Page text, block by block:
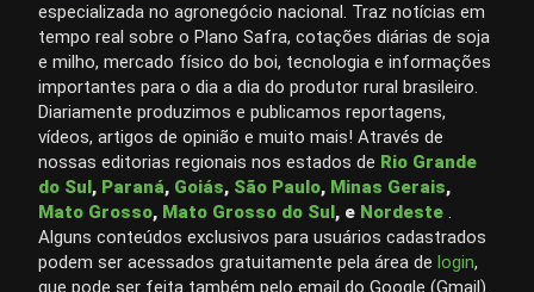
especializada no agronegócio nacional. Traz notícias em
tempo real sobre o Plano Safra, cotações diárias de soja
e milho, mercado físico do boi, tecnologia e informações
importantes para o dia a dia do produtor rural brasileiro.
Diariamente produzimos e publicamos reportagens,
vídeos, artigos de opinião e muito mais! Através de
nossas editorias regionais nos estados de Rio Grande
do Sul, Paraná, Goiás, São Paulo, Minas Gerais,
Mato Grosso, Mato Grosso do Sul, e Nordeste .
Alguns conteúdos exclusivos para usuários cadastrados
podem ser acessados gratuitamente pela área de login,
que pode ser feita também pelo email do Google (Gmail).